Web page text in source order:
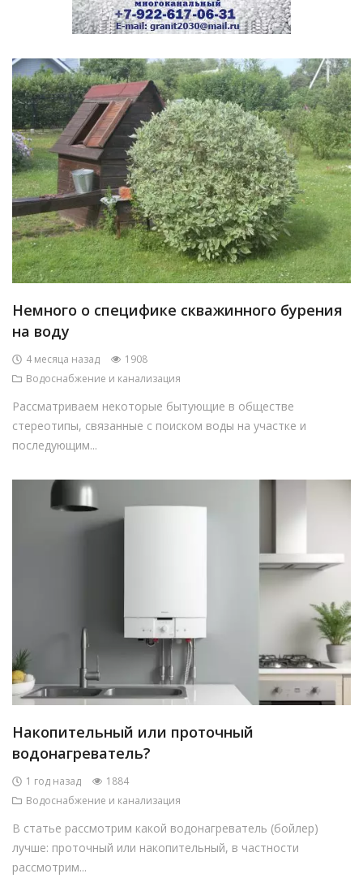
Немного о специфике скважинного бурения
на воду
4 месяца назад
1908
Водоснабжение и канализация
Рассматриваем некоторые бытующие в обществе
стереотипы, связанные с поиском воды на участке и
последующим...
Накопительный или проточный
водонагреватель?
1 год назад
1884
Водоснабжение и канализация
В статье рассмотрим какой водонагреватель (бойлер)
лучше: проточный или накопительный, в частности
рассмотрим...